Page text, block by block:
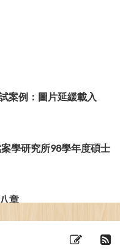
案例：圖片延緩載入
學研究所98學年度碩士
章